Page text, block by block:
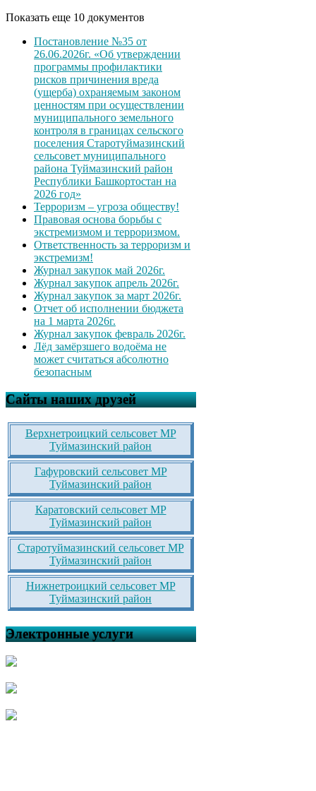
Показать еще 10 документов
Постановление №35 от
26.06.2026г. «Об утверждении
программы профилактики
рисков причинения вреда
(ущерба) охраняемым законом
ценностям при осуществлении
муниципального земельного
контроля в границах сельского
поселения Старотуймазинский
сельсовет муниципального
района Туймазинский район
Республики Башкортостан на
2026 год»
Терроризм – угроза обществу!
Правовая основа борьбы с
экстремизмом и терроризмом.
Ответственность за терроризм и
экстремизм!
Журнал закупок май 2026г.
Журнал закупок апрель 2026г.
Журнал закупок за март 2026г.
Отчет об исполнении бюджета
на 1 марта 2026г.
Журнал закупок февраль 2026г.
Лёд замёрзшего водоёма не
может считаться абсолютно
безопасным
Сайты наших друзей
Верхнетроицкий сельсовет МР
Туймазинский район
Гафуровский сельсовет МР
Туймазинский район
Каратовский сельсовет МР
Туймазинский район
Старотуймазинский сельсовет МР
Туймазинский район
Нижнетроицкий сельсовет МР
Туймазинский район
Электронные услуги